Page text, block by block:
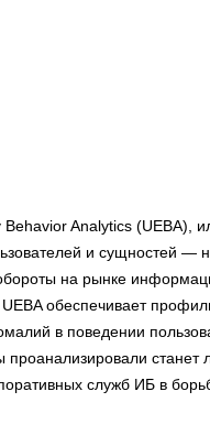
Analytics (UEBA),
и сущностей —
на рынке
обеспечивает
в поведении
станет
служб ИБ в